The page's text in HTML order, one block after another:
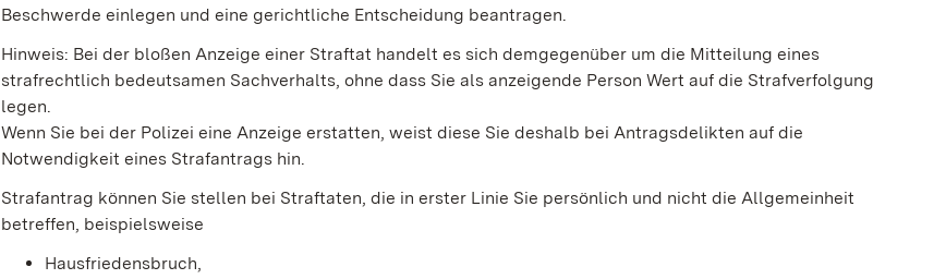
Beschwerde einlegen und eine gerichtliche Entscheidung beantragen.
Hinweis: Bei der bloßen Anzeige einer Straftat handelt es sich demgegenüber um die Mitteilung eines
strafrechtlich bedeutsamen Sachverhalts, ohne dass Sie als anzeigende Person Wert auf die Strafverfolgung
legen.
Wenn Sie bei der Polizei eine Anzeige erstatten, weist diese Sie deshalb bei Antragsdelikten auf die
Notwendigkeit eines Strafantrags hin.
Strafantrag können Sie stellen bei Straftaten, die in erster Linie Sie persönlich und nicht die Allgemeinheit
betreffen, beispielsweise
Hausfriedensbruch,